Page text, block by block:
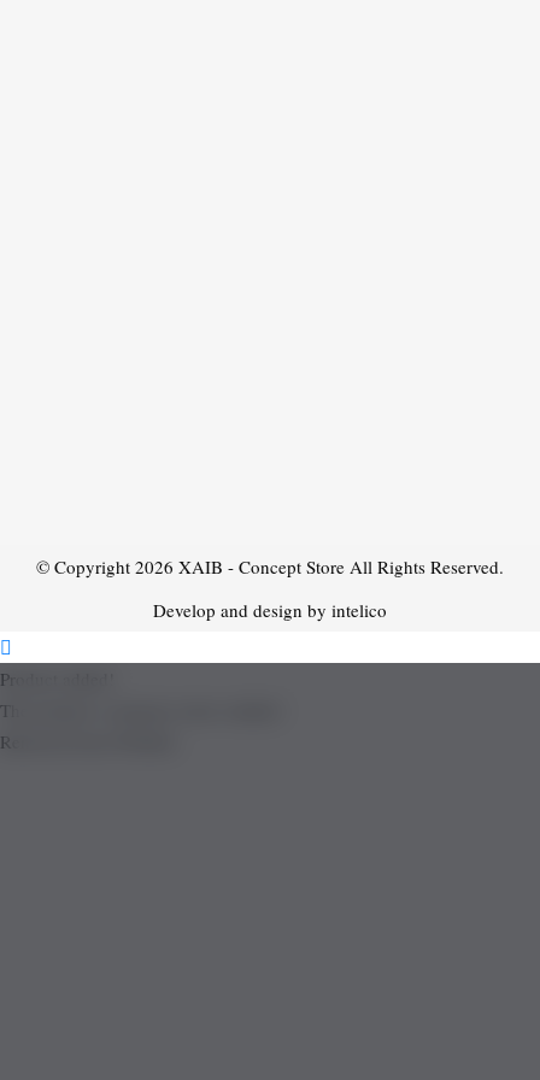
© Copyright 2026 XAIB - Concept Store All Rights Reserved.
Develop and design by intelico
Product added!
The product is already in the wishlist!
Removed from Wishlist